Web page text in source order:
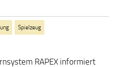
Spielzeug
RAPEX informiert